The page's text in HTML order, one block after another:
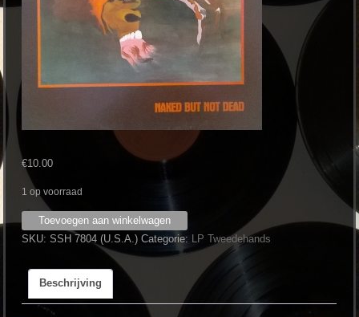
€10.00
1 op voorraad
Mitch
Ryder
Naked
Not
Toevoegen aan winkelwagen
SKU:SSH 7804 (U.S.A.) Categorie: LP Tweedehands
Beschrijving